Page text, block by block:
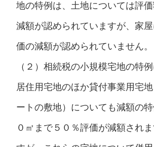
地の特例は、土地については評
減額が認められていますが、家
価の減額が認められていません。
（２）相続税の小規模宅地の特例
居住用宅地のほか貸付事業用宅
ートの敷地）についても減額の
０㎡まで５０％評価が減額され